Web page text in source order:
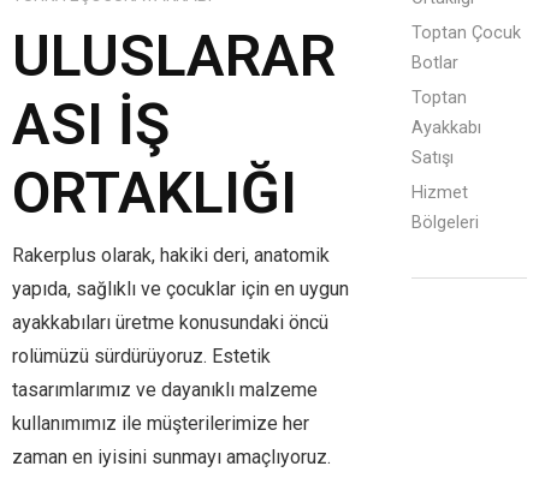
ULUSLARAR
ASI İŞ
ORTAKLIĞI
Rakerplus olarak, hakiki deri, anatomik
yapıda, sağlıklı ve çocuklar için en uygun
ayakkabıları üretme konusundaki öncü
rolümüzü sürdürüyoruz. Estetik
tasarımlarımız ve dayanıklı malzeme
kullanımımız ile müşterilerimize her
zaman en iyisini sunmayı amaçlıyoruz.
Toptan Çocuk
Botlar
Toptan
Ayakkabı
Satışı
Hizmet
Bölgeleri